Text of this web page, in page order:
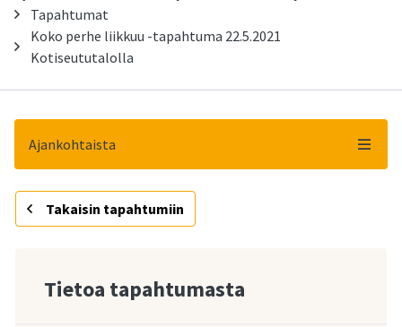
Tapahtumat
Koko perhe liikkuu -tapahtuma 22.5.2021
Kotiseututalolla
Ajankohtaista
Takaisin tapahtumiin
Tietoa tapahtumasta